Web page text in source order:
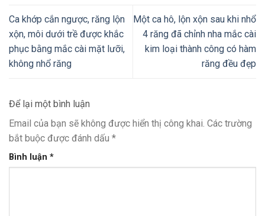
Ca khớp cắn ngược, răng lộn
xộn, môi dưới trề được khắc
phục bằng mắc cài mặt lưỡi,
không nhổ răng
Một ca hô, lộn xộn sau khi nhổ
4 răng đã chỉnh nha mắc cài
kim loại thành công có hàm
răng đều đẹp
Để lại một bình luận
Email của bạn sẽ không được hiển thị công khai. Các trường
bắt buộc được đánh dấu *
Bình luận *